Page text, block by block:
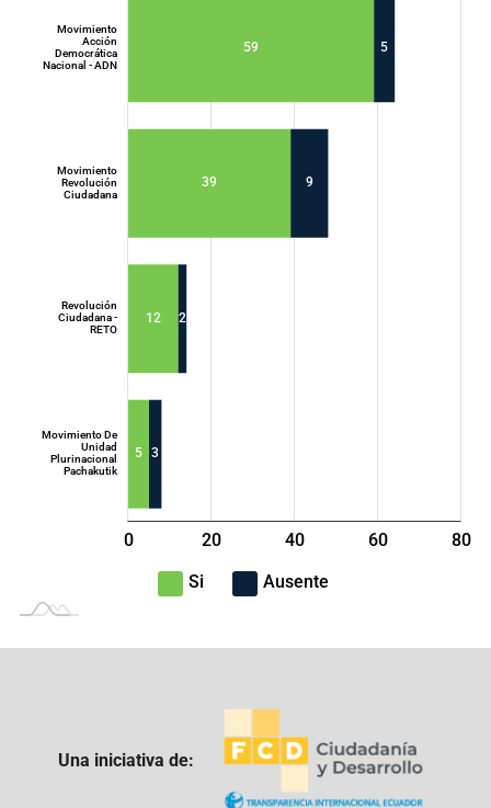
5
12
39
59
3
2
9
5
Movimiento De
Unidad
Plurinacional
Pachakutik
Revolución
Ciudadana -
RETO
Movimiento
Revolución
Ciudadana
Movimiento
Acción
Democrática
Nacional - ADN
L
-40
-20
0 20 40 60 80
100
Si
Ausente
Una iniciativa de: